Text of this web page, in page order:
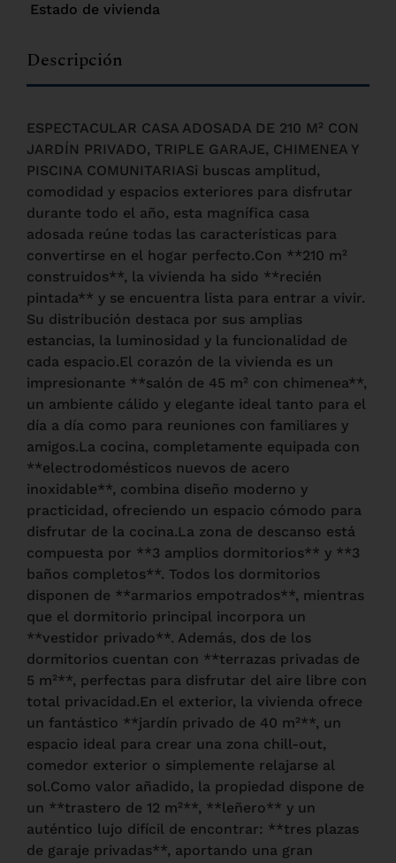
Estado de vivienda
Descripción
ESPECTACULAR CASA ADOSADA DE 210 M² CON
JARDÍN PRIVADO, TRIPLE GARAJE, CHIMENEA Y
PISCINA COMUNITARIASi buscas amplitud,
comodidad y espacios exteriores para disfrutar
durante todo el año, esta magnífica casa
adosada reúne todas las características para
convertirse en el hogar perfecto.Con **210 m²
construidos**, la vivienda ha sido **recién
pintada** y se encuentra lista para entrar a vivir.
Su distribución destaca por sus amplias
estancias, la luminosidad y la funcionalidad de
cada espacio.El corazón de la vivienda es un
impresionante **salón de 45 m² con chimenea**,
un ambiente cálido y elegante ideal tanto para el
día a día como para reuniones con familiares y
amigos.La cocina, completamente equipada con
**electrodomésticos nuevos de acero
inoxidable**, combina diseño moderno y
practicidad, ofreciendo un espacio cómodo para
disfrutar de la cocina.La zona de descanso está
compuesta por **3 amplios dormitorios** y **3
baños completos**. Todos los dormitorios
disponen de **armarios empotrados**, mientras
que el dormitorio principal incorpora un
**vestidor privado**. Además, dos de los
dormitorios cuentan con **terrazas privadas de
5 m²**, perfectas para disfrutar del aire libre con
total privacidad.En el exterior, la vivienda ofrece
un fantástico **jardín privado de 40 m²**, un
espacio ideal para crear una zona chill-out,
comedor exterior o simplemente relajarse al
sol.Como valor añadido, la propiedad dispone de
un **trastero de 12 m²**, **leñero** y un
auténtico lujo difícil de encontrar: **tres plazas
de garaje privadas**, aportando una gran